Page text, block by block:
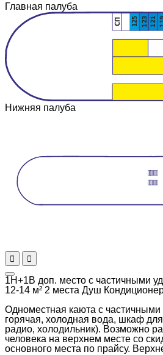
Главная палуба
СП 123 121
125
Нижняя палуба
1Н+1В доп. место с частичными
12-14 м² 2 места Душ
Одноместная каюта с частичными
горячая, холодная вода, шкаф
радио, холодильник). Возможно
человека на верхнем месте со
основного места по прайсу.